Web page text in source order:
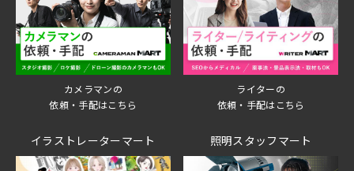
カメラマンの
依頼・手配はこちら
ライターの
依頼・手配はこちら
イラストレーターマート 照明スタッフマート